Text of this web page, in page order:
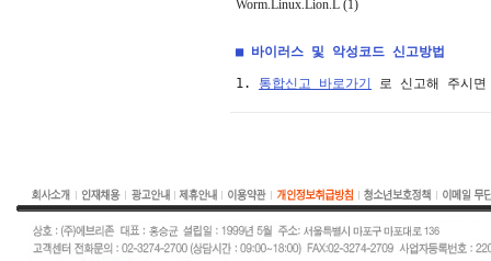
Worm.Linux.Lion.L (1)
■ 바이러스 및 악성코드 신고방법
1. 통합신고 바로가기 로 신고해 주시